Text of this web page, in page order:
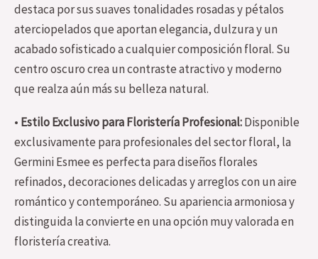
destaca por sus suaves tonalidades rosadas y pétalos
aterciopelados que aportan elegancia, dulzura y un
acabado sofisticado a cualquier composición floral. Su
centro oscuro crea un contraste atractivo y moderno
que realza aún más su belleza natural.
• Estilo Exclusivo para Floristería Profesional:Disponible
exclusivamente para profesionales del sector floral, la
Germini Esmee es perfecta para diseños florales
refinados, decoraciones delicadas y arreglos con un aire
romántico y contemporáneo. Su apariencia armoniosa y
distinguida la convierte en una opción muy valorada en
floristería creativa.